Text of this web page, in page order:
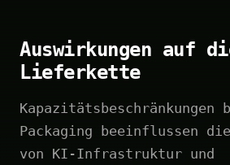
Auswirkungen auf
Lieferkette
Kapazitätsbeschränkungen
Packaging beeinflussen
von KI-Infrastruktur und